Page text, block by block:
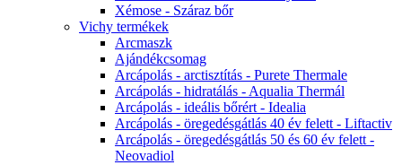
Xémose - Száraz bőr
Vichy termékek
Arcmaszk
Ajándékcsomag
Arcápolás - arctisztítás - Purete Thermale
Arcápolás - hidratálás - Aqualia Thermál
Arcápolás - ideális bőrért - Idealia
Arcápolás - öregedésgátlás 40 év felett - Liftactiv
Arcápolás - öregedésgátlás 50 és 60 év felett -
Neovadiol